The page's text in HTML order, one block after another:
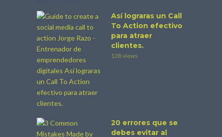
Así lograras un Call
To Action efectivo
para atraer
clientes.
138 views
20 errores que se
debes evitar al